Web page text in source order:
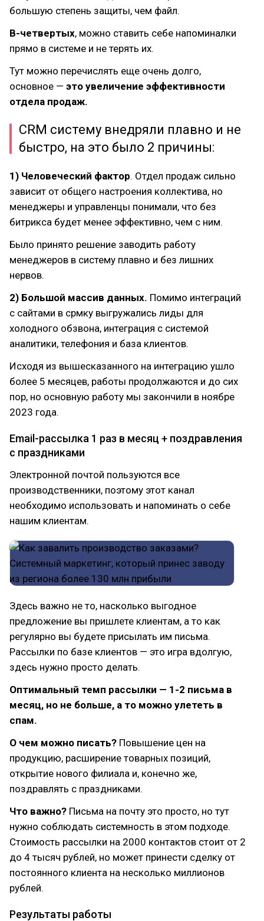
большую степень защиты, чем файл.
В-четвертых, можно ставить себе напоминалки
прямо в системе и не терять их.
Тут можно перечислять еще очень долго,
основное — это увеличение эффективности
отдела продаж.
CRM систему внедряли плавно и не
быстро, на это было 2 причины:
1) Человеческий фактор. Отдел продаж сильно
зависит от общего настроения коллектива, но
менеджеры и управленцы понимали, что без
битрикса будет менее эффективно, чем с ним.
Было принято решение заводить работу
менеджеров в систему плавно и без лишних
нервов.
2) Большой массив данных. Помимо интеграций
с сайтами в срмку выгружались лиды для
холодного обзвона, интеграция с системой
аналитики, телефония и база клиентов.
Исходя из вышесказанного на интеграцию ушло
более 5 месяцев, работы продолжаются и до сих
пор, но основную работу мы закончили в ноябре
2023 года.
Email-рассылка 1 раз в месяц + поздравления
с праздниками
Электронной почтой пользуются все
производственники, поэтому этот канал
необходимо использовать и напоминать о себе
нашим клиентам.
Здесь важно не то, насколько выгодное
предложение вы пришлете клиентам, а то как
регулярно вы будете присылать им письма.
Рассылки по базе клиентов — это игра вдолгую,
здесь нужно просто делать.
Оптимальный темп рассылки — 1-2 письма в
месяц, но не больше, а то можно улететь в
спам.
О чем можно писать? Повышение цен на
продукцию, расширение товарных позиций,
открытие нового филиала и, конечно же,
поздравлять с праздниками.
Что важно? Письма на почту это просто, но тут
нужно соблюдать системность в этом подходе.
Стоимость рассылки на 2000 контактов стоит от 2
до 4 тысяч рублей, но может принести сделку от
постоянного клиента на несколько миллионов
рублей.
Результаты работы